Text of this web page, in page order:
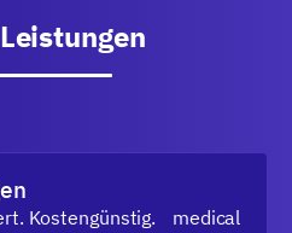
Kostengünstig. medical